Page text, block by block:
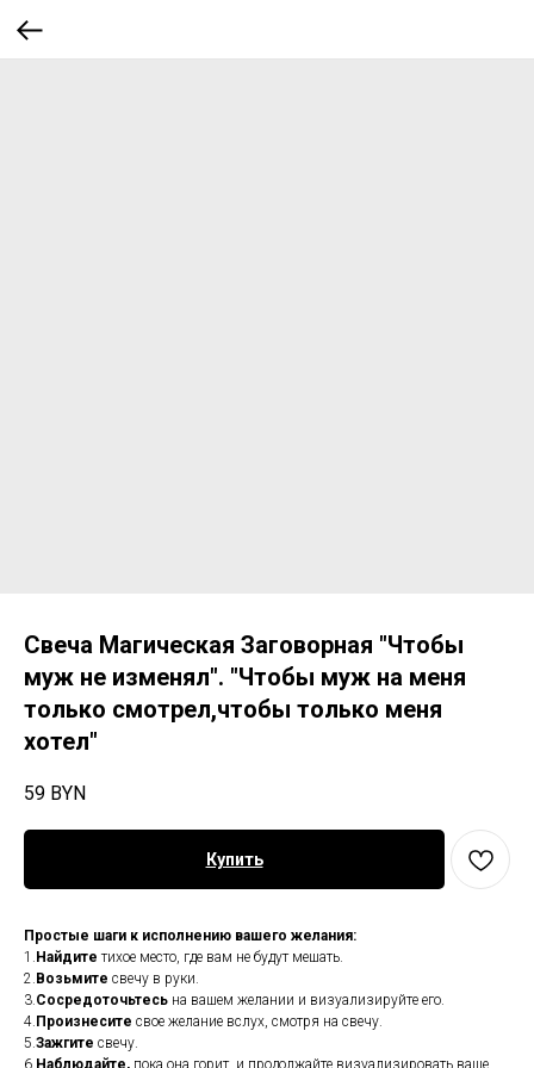
Свеча Магическая Заговорная "Чтобы
муж не изменял". "Чтобы муж на меня
только смотрел,чтобы только меня
хотел"
59 BYN
Купить
Простые шаги к исполнению вашего желания:
1. Найдите тихое место, где вам не будут мешать.
2. Возьмите свечу в руки.
3.Сосредоточьтесь на вашем желании и визуализируйте его.
4. Произнесите свое желание вслух, смотря на свечу.
5.Зажгите свечу.